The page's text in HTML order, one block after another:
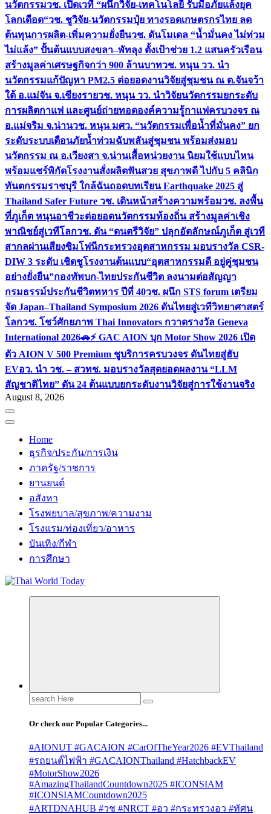
นวัตกรรมวช. เปิดเวที “ผนึกวิจัย-เทคโนโลยี รับมือภัยแล้งยุค
โลกเดือด“วช. ชูวิจัย-นวัตกรรมปุ๋ย ทางรอดเกษตรกรไทย ลด
ต้นทุนการผลิต-เพิ่มความยั่งยืนวช. ดันโมเดล “น้ำมั่นคง ไม่ท่วม
ไม่แล้ง” ปั้นต้นแบบสงขลา–พัทลุง ตั้งเป้าช่วย 1.2 แสนครัวเรือน
สร้างมูลค่าเศรษฐกิจกว่า 900 ล้านบาทวช. หนุน วว. นำ
นวัตกรรมแก้ปัญหา PM2.5 ต่อยอดงานวิจัยสู่ชุมชน ณ ต.จันจว้า
ใต้ อ.แม่จัน จ.เชียงรายวช. หนุน วว. นำวิจัยนวัตกรรมยกระดับ
การผลิตกาแฟ และศูนย์ถ่ายทอดองค์ความรู้กาแฟครบวงจร ณ
อ.แม่จริม จ.น่านวช. หนุน มศว. “นวัตกรรมเพื่อน้ำที่มั่นคง” ยก
ระดับระบบเตือนภัยน้ำท่วมฉับพลันสู่ชุมชน พร้อมส่งมอบ
นวัตกรรม ณ อ.เวียงสา จ.น่านเสื้อหน่วยงาน นิยมใช้แบบไหน
พร้อมแชร์พิกัดโรงงานสั่งผลิตฟันสวย สุขภาพดี ไปกับ 5 คลินิก
ทันตกรรมราชบุรี ใกล้ฉันถอดบทเรียน Earthquake 2025 สู่
Thailand Safer Future วช. เดินหน้าสร้างความพร้อมวช. ลงพื้น
ที่ภูเก็ต หนุนอาชีวะต่อยอดนวัตกรรมท้องถิ่น สร้างมูลค่าเชิง
พาณิชย์สู่เวทีโลกวช. ดัน “ดนตรีวิจัย” ปลุกอัตลักษณ์ภูเก็ต สู่เวที
สากลผ่านเสียงซิมโฟนีกระทรวงอุตสาหกรรม มอบรางวัล CSR-
DIW 3 ระดับ เชิดชูโรงงานต้นแบบ“อุตสาหกรรมดี อยู่คู่ชุมชน
อย่างยั่งยืน”กองทัพบก-ไทยประกันชีวิต ลงนามต่อสัญญา
กรมธรรม์ประกันชีวิตทหาร ปีที่ 40วช. ผนึก STS forum เตรียม
จัด Japan–Thailand Symposium 2026 ดันไทยสู่เวทีวิทยาศาสตร์
โลกวช. โชว์ศักยภาพ Thai Innovators กวาดรางวัล Geneva
International 2026🚗⚡️ GAC AION บุก Motor Show 2026 เปิด
ตัว AION V 500 Premium ชูบริการครบวงจร ดันไทยสู่ฮับ
EVอว. นำ วช. – สวทช. มอบรางวัลสุดยอดผลงาน “LLM
สัญชาติไทย” ดัน 24 ต้นแบบยกระดับงานวิจัยสู่การใช้งานจริง
August 8, 2026
Home
ธุรกิจ/ประกัน/การเงิน
ภาครัฐ/ราชการ
ยานยนต์
อสังหา
โรงพยบาล/สุขภาพ/ความงาม
โรงแรม/ท่องเที่ยว/อาหาร
บันเทิง/กีฬา
การศึกษา
Search
for:
Or check our Popular Categories...
#AIONUT #GACAION #CarOfTheYear2026 #EVThailand
#รถยนต์ไฟฟ้า #GACAIONThailand #HatchbackEV
#MotorShow2026
#AmazingThailandCountdown2025 #ICONSIAM
#ICONSIAMCountdown2025
#ARTDNAHUB #วช #NRCT #อว #กระทรวงอว #ทัศน